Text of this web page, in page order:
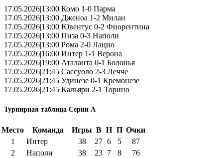
17.05.2026|13:00 Комо 1-0 Парма
17.05.2026|13:00 Дженоа 1-2 Милан
17.05.2026|13:00 Ювентус 0-2 Фиорентина
17.05.2026|13:00 Пиза 0-3 Наполи
17.05.2026|13:00 Рома 2-0 Лацио
17.05.2026|16:00 Интер 1-1 Верона
17.05.2026|19:00 Аталанта 0-1 Болонья
17.05.2026|21:45 Сассуоло 2-3 Лечче
17.05.2026|21:45 Удинезе 0-1 Кремонезе
17.05.2026|21:45 Кальяри 2-1 Торино
Турнирная таблица Серии А
Место Команда Игры В Н П Очки
1
Интер 38 27 6 5
87
2
Наполи 38 23 7 8
76